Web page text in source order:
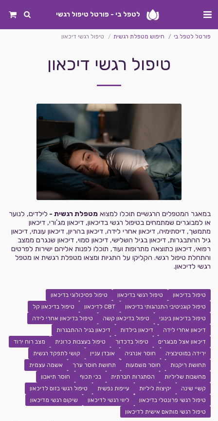
לטפל בי - פורטל טיפול רגשי
פורטל לטפל בי חיפוש מטפלת רגשית טיפול רגשי דיכאון
טיפול רגשי דיכאון
במאגר המטפלים הרגשיים תוכלו למצוא מטפלת רגשית - לילדים, לנוער
או למבוגרים שמתמחים בטיפול רגשי בדיכאון, דיכאון מג'ורי, דיכאון
מתמשך, דיסתימיה, דיכאון אחרי לידה, דיכאון בהריון, דיכאון עונתי, דיכאון
גיל ההתבגרות, דיכאון בגיל השלישי, דיכאון סמוי, דיכאון שנגרם ממצב
רפואי, דיכאון כתוצאה מתרופות ועוד, תוכלו לפנות אליהם ישירות לפרטים
והתחלת טיפול רגשי. הקליקו על התגיות ומצאו מטפלת רגשית או מטפל
רגשי לדיכאון.
טיפול בדיכאון טיפול רגשי בדיכאון
טיפול פסיכולוגי בדיכאון
טיפול קוגניטיבי התנהגותי בדיכאון
CBT לדיכאון
טיפול בדיכאון קל
טיפול בדיכאון בינוני
טיפול בדיכאון קשה
טיפול בדיכאון אחרי לידה
דיכאון אחרי לידה
דיכאון בילדות
דיכאון בגיל ההתבגרות
דיכאון אצל מבוגרים
טיפול בדכדוך טיפול בעצבות כרונית
מצב רוח ירוד
ירידה במוטיבציה
חוסר אנרגיה אובדן עניין
קושי לתפקד רגשית
תחושת ריקנות
חוסר משמעות תחושת חוסר ערך
אשמה עצמית
מחשבות שליליות
הסתגרות חברתית בכי תכוף
חוסר תיאבון
קשיי שינה
יקיצות ליליות עייפות נפשית
טיפול רגשי בזום לדיכאון
טיפול רגשי פרונטלי בדיכאון
ליווי רגשי לדיכאון
שיקום רגשי מדיכאון
טיפול רגשי מותאם אישית לדיכאון